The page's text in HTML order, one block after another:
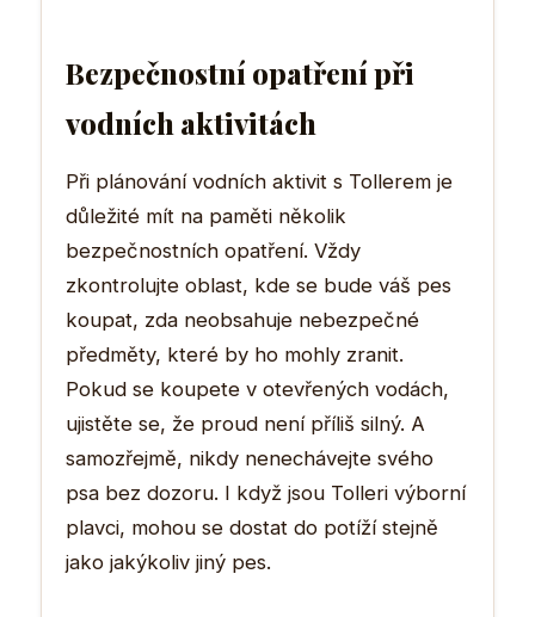
Bezpečnostní opatření při
vodních aktivitách
Při plánování vodních aktivit s Tollerem je
důležité mít na paměti několik
bezpečnostních opatření. Vždy
zkontrolujte oblast, kde se bude váš pes
koupat, zda neobsahuje nebezpečné
předměty, které by ho mohly zranit.
Pokud se koupete v otevřených vodách,
ujistěte se, že proud není příliš silný. A
samozřejmě, nikdy nenechávejte svého
psa bez dozoru. I když jsou Tolleri výborní
plavci, mohou se dostat do potíží stejně
jako jakýkoliv jiný pes.